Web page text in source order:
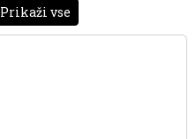
Prikaži vse